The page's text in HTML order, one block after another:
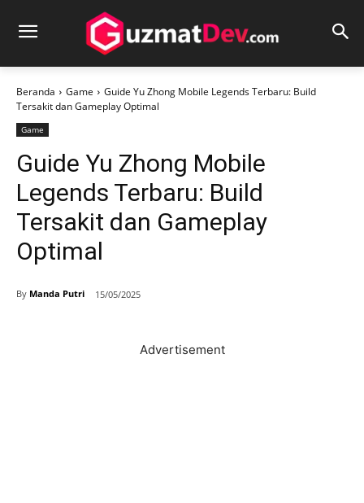
Beranda Game
Guide Yu Zhong Mobile Legends Terbaru: Build
Tersakit dan Gameplay Optimal
Game
Guide Yu Zhong Mobile
Legends Terbaru: Build
Tersakit dan Gameplay
Optimal
By Manda Putri 15/05/2025
Advertisement